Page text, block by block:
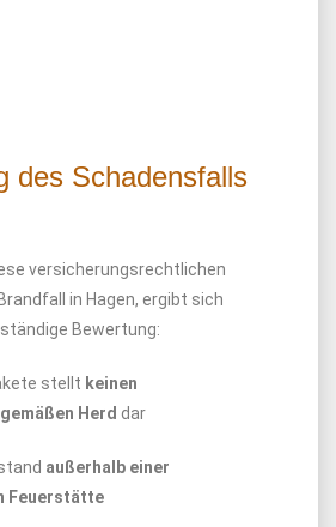
des Schadensfalls
versicherungsrechtlichen
in Hagen, ergibt sich
Bewertung:
stellt keinen
Herd dar
außerhalb einer
Feuerstätte